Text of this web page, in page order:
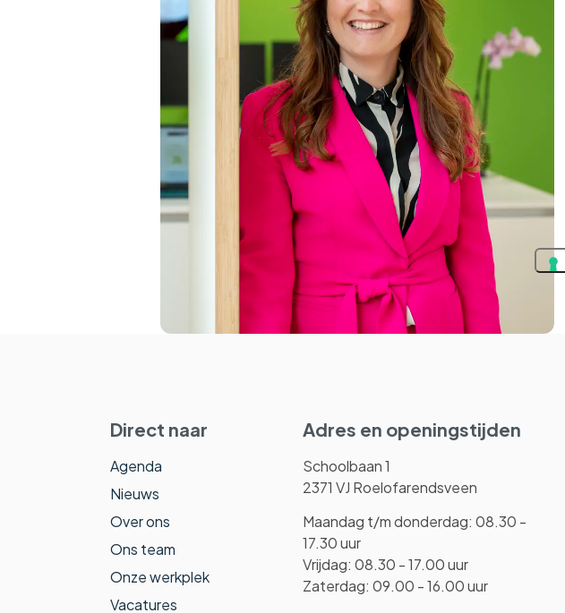
Direct naar
Agenda
Nieuws
Over ons
Ons team
Onze werkplek
Vacatures
Adres en openingstijden
Schoolbaan 1
2371 VJ Roelofarendsveen
Maandag t/m donderdag: 08.30 -
17.30 uur
Vrijdag: 08.30 - 17.00 uur
Zaterdag: 09.00 - 16.00 uur